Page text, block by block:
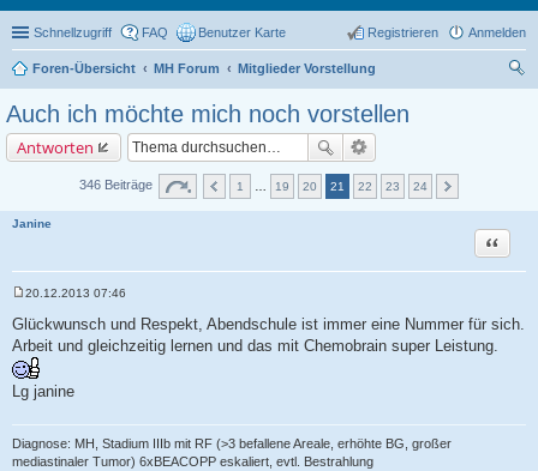
Schnellzugriff FAQ Benutzer Karte Anmelden
Registrieren
Foren-Übersicht MH Forum
Mitglieder Vorstellung
Auch ich möchte mich noch vorstellen
Antworten
346 Beiträge 1 19 20 21 22 23 24
Janine
Zitat
e
i
t
r
a
g
20.12.2013 07:46
Glückwunsch und Respekt, Abendschule ist immer eine Nummer für sich.
Arbeit und gleichzeitig lernen und das mit Chemobrain super Leistung.
Lg janine
Diagnose: MH, Stadium IIIb mit RF (>3 befallene Areale, erhöhte BG, großer
mediastinaler Tumor) 6xBEACOPP eskaliert, evtl. Bestrahlung